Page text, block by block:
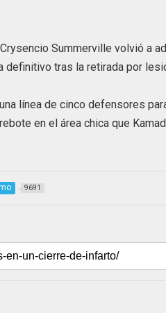
Summerville volvió a
definitivo tras la retirada por
línea de cinco defensores
en el área chica que
9691